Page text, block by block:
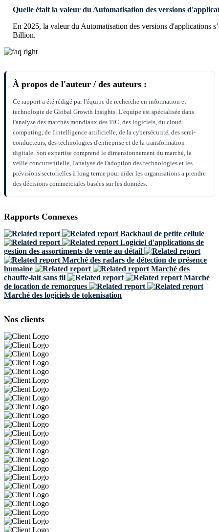
Quelle était la valeur du Automatisation des versions
En 2025, la valeur du Automatisation des versions d'applications
Billion.
À propos de l'auteur / des auteurs :
Ce rapport a été rédigé par l'équipe de recherche en information et
technologie de Global Growth Insights. L'équipe est spécialisée dans
l'analyse des marchés mondiaux des TIC, des logiciels, du cloud
computing, de l'intelligence artificielle, de la cybersécurité, des semi-
conducteurs, des technologies d'entreprise et de la transformation
digitale. Son expertise comprend le dimensionnement du marché, la
veille concurrentielle, l'analyse de l'adoption des technologies et les
prévisions sectorielles à long terme pour aider les organisations a prendre
des décisions commerciales basées sur les données.
Rapports Connexes
Backhaul de petite cellule
Logiciel d'applications de
gestion des assortiments de vente au détail
Marché des radars de détection de présence
humaine
Marché des
chauffe-lait sans fil
Marché
de location de remorques
Marché des logiciels de tokenisation
Nos clients